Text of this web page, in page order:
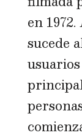
en
sucede